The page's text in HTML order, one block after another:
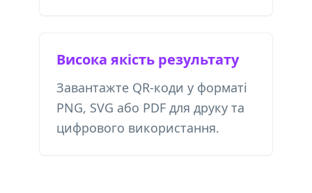
Висока якість результату
Завантажте QR-коди у форматі
PNG, SVG або PDF для друку та
цифрового використання.